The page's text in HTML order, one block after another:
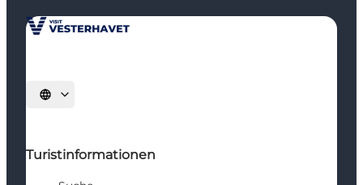
Sprache auswählen
Turistinformationen